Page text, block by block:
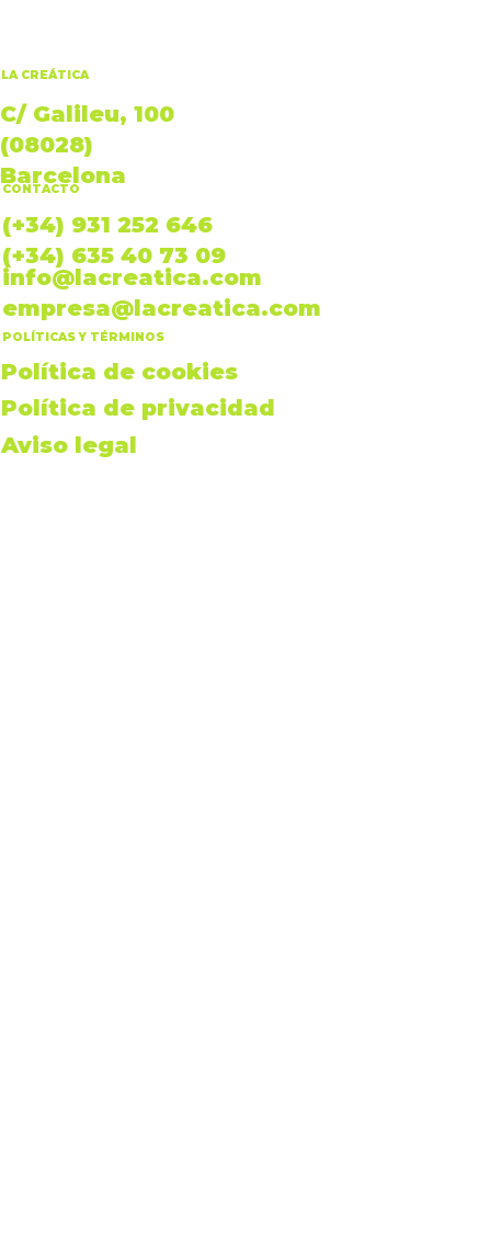
POLÍTICAS Y TÉRMINOS
Política de cookies
Política de privacidad
Aviso legal
LA CREÁTICA
C/ Galileu, 100
(08028)
Barcelona
CONTACTO
(+34) 931 252 646
(+34) 635 40 73 09
info@lacreatica.com
empresa@lacreatica.com